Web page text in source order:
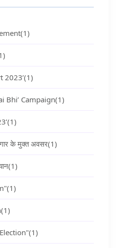
(1)
2023’(1)
Bhi’ Campaign(1)
(1)
के मुक्त अवसर(1)
(1)
(1)
(1)
(1)